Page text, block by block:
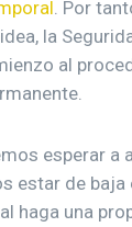
. Por
la
al
esperar a
estar de baja
haga una